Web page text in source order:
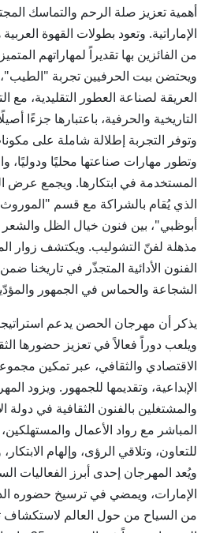
أهمية تعزيز صلة الرحم والتماسك
الإماراتية. وتعود بطولات القهوة
من الفائزين بها تقديراً لمهاراتهم
ويحتضن بيت الحرفيين تجربة "الطيب"،
العريقة لصناعة العطور التقليدية، مع
التاريخية والحرفية، باعتبارها جزءًا
وتوفر التجربة إطلالة شاملة على
وتطور مهارات صناعتها محليًا ودوليًا،
المستخدمة في ابتكارها. ويجمع عرض
الذي يُقام بالشراكة مع قسم
أبوظبي"، بين فنون خيال الظل
مذهلة لفنّ التشوليب. ويكتشف زوار
الفنون الأدائية المتجذّر في تاريخنا
الشجاعة والحماس في الجمهور
يذكر أن مهرجان الحصن يدعم
ويلعب دوراً فعالاً في تعزيز حضورها
الاقتصادي والثقافي، عبر تمكين
الإبداعية، وتقديمها للجمهور. ويزود
والمشتغلين بالفنون الثقافية في دولة
المباشر مع رواد الأعمال
للتعاون، وتلاقي الرؤى، وإلهام
ويُعد المهرجان إحدى أبرز الفعاليات
الإمارات، ويمضي في ترسيخ حضوره
من السياح من حول العالم لاستكشاف